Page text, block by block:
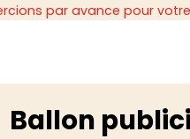
par avance pour
Ballon